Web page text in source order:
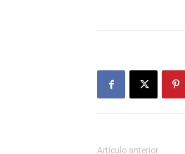
Artículo anterior